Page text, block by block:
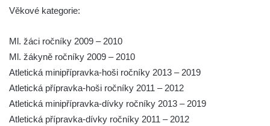
Věkové kategorie:
Ml. žáci ročníky 2009 – 2010
Ml. žákyně ročníky 2009 – 2010
Atletická minipřípravka-hoši ročníky 2013 – 2019
Atletická přípravka-hoši ročníky 2011 – 2012
Atletická minipřípravka-dívky ročníky 2013 – 2019
Atletická přípravka-dívky ročníky 2011 – 2012